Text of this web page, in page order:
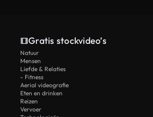
Gratis stockvideo’s
Natuur
Mensen
Liefde & Relaties
- Fitness
Aerial videografie
Eten en drinken
Reizen
Vervoer